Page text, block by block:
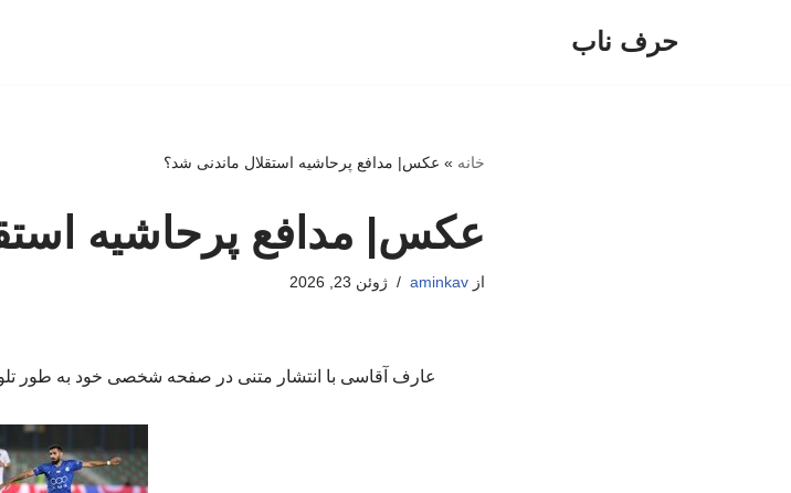
حرف ناب
خانه » عکس| مدافع پرحاشیه استقلال ماندنی شد؟
عکس| مدافع پرحاشیه
ازaminkav ژوئن 23, 2026
عارف آقاسی با انتشار متنی در صفحه شخصی خود به طور